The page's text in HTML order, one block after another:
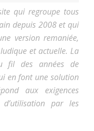
qui regroupe tous
depuis 2008 et qui
version remaniée,
et actuelle. La
fil des années de
en font une solution
aux exigences
par les